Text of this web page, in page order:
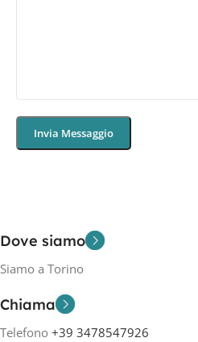
Dove siamo
Siamo a Torino
Chiama
Telefono +39 3478547926